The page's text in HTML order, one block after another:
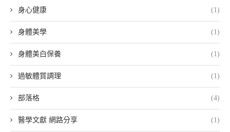
身心健康 (1)
身體美學 (1)
身體美白保養 (1)
過敏體質調理 (1)
部落格 (4)
醫學文獻 網路分享 (1)